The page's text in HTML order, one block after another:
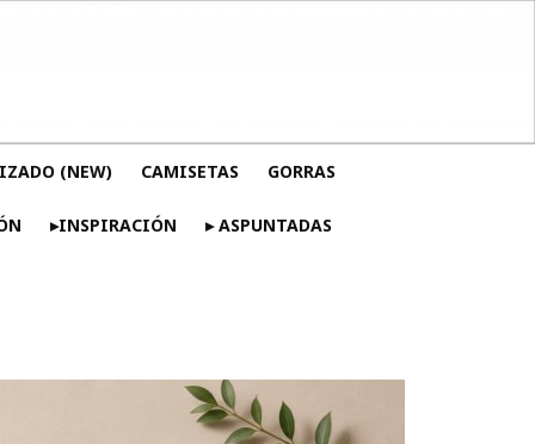
(NEW) CAMISETAS GORRAS
▸INSPIRACIÓN ▸ ASPUNTADAS